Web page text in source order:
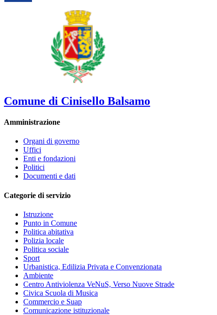
Comune di Cinisello Balsamo
Amministrazione
Organi di governo
Uffici
Enti e fondazioni
Politici
Documenti e dati
Categorie di servizio
Istruzione
Punto in Comune
Politica abitativa
Polizia locale
Politica sociale
Sport
Urbanistica, Edilizia Privata e Convenzionata
Ambiente
Centro Antiviolenza VeNuS, Verso Nuove Strade
Civica Scuola di Musica
Commercio e Suap
Comunicazione istituzionale